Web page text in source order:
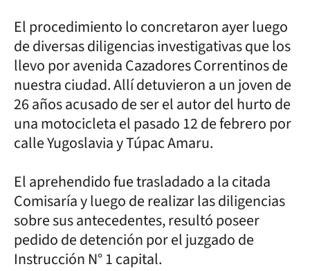
El procedimiento lo concretaron ayer luego
de diversas diligencias investigativas que los
llevo por avenida Cazadores Correntinos de
nuestra ciudad. Allí detuvieron a un joven de
26 años acusado de ser el autor del hurto de
una motocicleta el pasado 12 de febrero por
calle Yugoslavia y Túpac Amaru.
El aprehendido fue trasladado a la citada
Comisaría y luego de realizar las diligencias
sobre sus antecedentes, resultó poseer
pedido de detención por el juzgado de
Instrucción N° 1 capital.